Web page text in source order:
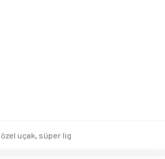
özel uçak süper lig